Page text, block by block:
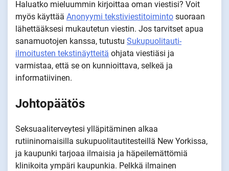
Haluatko mieluummin kirjoittaa oman viestisi? Voit
myös käyttää Anonyymi tekstiviestitoiminto suoraan
lähettääksesi mukautetun viestin. Jos tarvitset apua
sanamuotojen kanssa, tutustu Sukupuolitauti-
ilmoitusten tekstinäytteitä ohjata viestiäsi ja
varmistaa, että se on kunnioittava, selkeä ja
informatiivinen.
Johtopäätös
Seksuaaliterveytesi ylläpitäminen alkaa
rutiininomaisilla sukupuolitautitesteillä New Yorkissa,
ja kaupunki tarjoaa ilmaisia ja häpeilemättömiä
klinikoita ympäri kaupunkia. Pelkkä ilmainen